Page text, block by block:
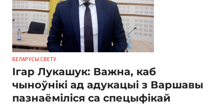
БЕЛАРУСЫ СВЕТУ
Ігар Лукашук: Важна, каб
чыноўнікі ад адукацыі з Варшавы
пазнаёміліся са спецыфікай